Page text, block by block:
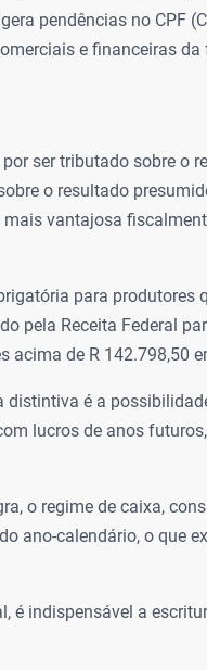
pendências no CPF
e financeiras da
ser tributado sobre o
o resultado
vantajosa
para produtores
pela Receita Federal
acima de R 142.798,50
distintiva é a
lucros de anos
o regime de caixa,
ano-calendário, o que
é indispensável a